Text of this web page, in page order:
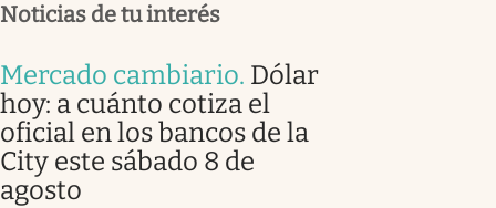
Noticias de tu interés
Mercado cambiario. Dólar
hoy: a cuánto cotiza el
oficial en los bancos de la
City este sábado 8 de
agosto